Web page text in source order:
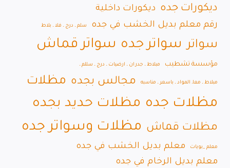
ديكورات جده ديكورات داخلية
رقم معلم بديل الخشب في جده
سلم ـ درج ـ فلا ـ بلاط
سواتر سواتر جده سواتر قماش
مؤسسة تشطيب مبلاط ـ جدران ـ ارضيات ـ درج ـ سللم ـ
مبلاط ـ معاـ المواد ـ باسعر ـ مناسبه مجالس بجده مظلات
مظلات جده مظلات حديد بجده
مظلات قماش مظلات وسواتر جده
معلم _بويات
معلم بديل الخشب في جده
معلم بديل الرخام في جده